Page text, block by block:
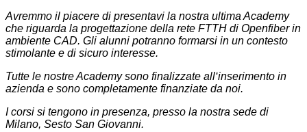
Avremmo il piacere di presentavi la nostra ultima Academy
che riguarda la progettazione della rete FTTH di Openfiber in
ambiente CAD. Gli alunni potranno formarsi in un contesto
stimolante e di sicuro interesse.
Tutte le nostre Academy sono finalizzate all‘inserimento in
azienda e sono completamente finanziate da noi.
I corsi si tengono in presenza, presso la nostra sede di
Milano, Sesto San Giovanni.